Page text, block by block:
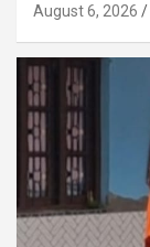
August 6, 2026